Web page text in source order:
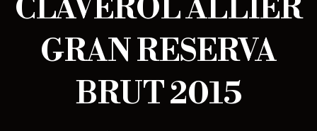
CLAVEROL ALLIER
GRAN RESERVA
BRUT 2015